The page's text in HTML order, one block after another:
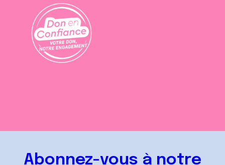
Abonnez-vous à notre